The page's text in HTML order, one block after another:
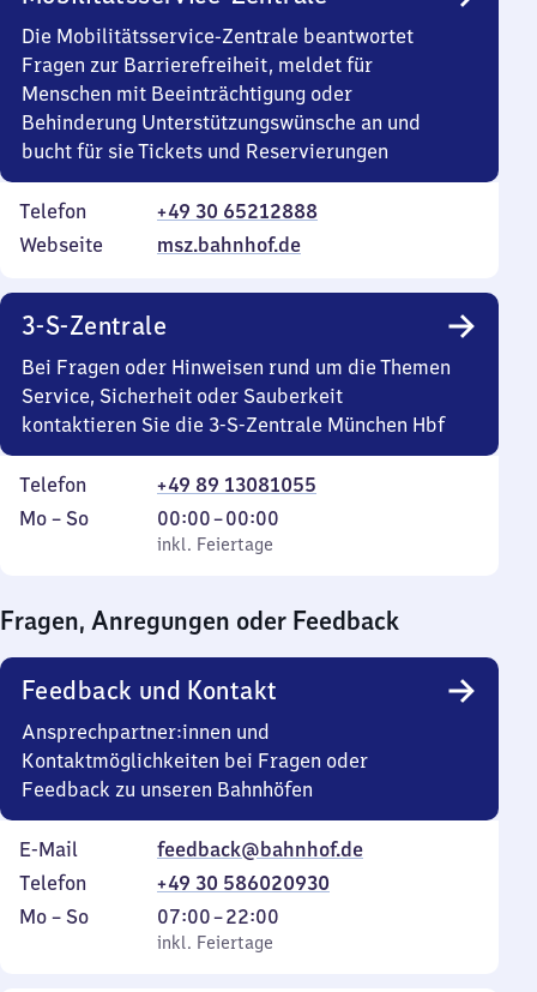
Die Mobilitätsservice-Zentrale beantwortet
Fragen zur Barrierefreiheit, meldet für
Menschen mit Beeinträchtigung oder
Behinderung Unterstützungswünsche an und
bucht für sie Tickets und Reservierungen
Telefon
+49 30 65212888
Webseite
msz.bahnhof.de
3-S-Zentrale
Bei Fragen oder Hinweisen rund um die Themen
Service, Sicherheit oder Sauberkeit
kontaktieren Sie die 3-S-Zentrale München Hbf
Telefon
+49 89 13081055
Montag
Mo – So,
inkl. Feiertage
00:00–00:00
Von
0
0
Uhr
inkl. Feiertage
Fragen, Anregungen oder Feedback
Feedback und Kontakt
Ansprechpartner:innen und
Kontaktmöglichkeiten bei Fragen oder
Feedback zu unseren Bahnhöfen
E-Mail
feedback@bahnhof.de
Telefon
+49 30 586020930
Montag
Mo – So,
inkl. Feiertage
07:00–22:00
Von
7
inkl. Feiertage